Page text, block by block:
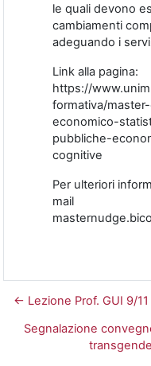
le quali devono
cambiamenti
adeguando i
Link alla pagina:
https://
formativa/
economico-
pubbliche-
cognitive
Per ulteriori
mail
← Lezione Prof. GUI 9/11
Segnalazione